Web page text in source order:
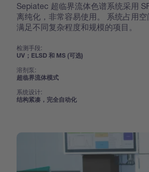
Sepiatec 超临界流体色谱系统采用
离纯化，非常容易使用。 系统占用
满足不同复杂程度和规模的项目。
检测手段:
UV；ELSD 和 MS (可选)
溶剂泵:
超临界流体模式
系统设计:
结构紧凑，完全自动化